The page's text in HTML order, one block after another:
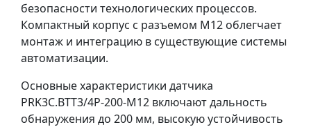
безопасности технологических процессов.
Компактный корпус с разъемом M12 облегчает
монтаж и интеграцию в существующие системы
автоматизации.
Основные характеристики датчика
PRK3C.BTT3/4P-200-M12 включают дальность
обнаружения до 200 мм, высокую устойчивость